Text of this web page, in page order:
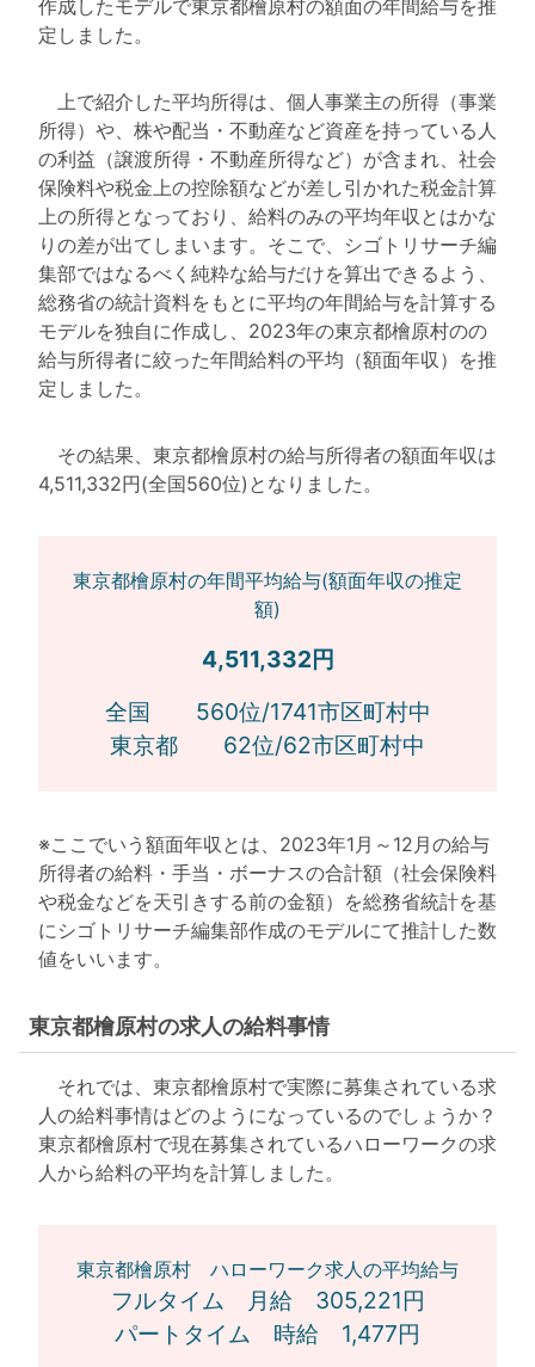
作成したモデルで東京都檜原村の額面の年間給与を推
定しました。
上で紹介した平均所得は、個人事業主の所得（事業
所得）や、株や配当・不動産など資産を持っている人
の利益（譲渡所得・不動産所得など）が含まれ、社会
保険料や税金上の控除額などが差し引かれた税金計算
上の所得となっており、給料のみの平均年収とはかな
りの差が出てしまいます。そこで、シゴトリサーチ編
集部ではなるべく純粋な給与だけを算出できるよう、
総務省の統計資料をもとに平均の年間給与を計算する
モデルを独自に作成し、2023年の東京都檜原村のの
給与所得者に絞った年間給料の平均（額面年収）を推
定しました。
その結果、東京都檜原村の給与所得者の額面年収は
4,511,332円(全国560位)となりました。
東京都檜原村の年間平均給与(額面年収の推定
額)
4,511,332円
全国 560位/1741市区町村中
東京都 62位/62市区町村中
※ここでいう額面年収とは、2023年1月～12月の給与
所得者の給料・手当・ボーナスの合計額（社会保険料
や税金などを天引きする前の金額）を総務省統計を基
にシゴトリサーチ編集部作成のモデルにて推計した数
値をいいます。
東京都檜原村の求人の給料事情
それでは、東京都檜原村で実際に募集されている求
人の給料事情はどのようになっているのでしょうか？
東京都檜原村で現在募集されているハローワークの求
人から給料の平均を計算しました。
東京都檜原村 ハローワーク求人の平均給与
フルタイム 月給 305,221円
パートタイム 時給 1,477円